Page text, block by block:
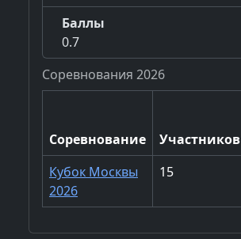
Баллы
0.7
Соревнования 2026
Соревнование Участников
Кубок Москвы
2026
15